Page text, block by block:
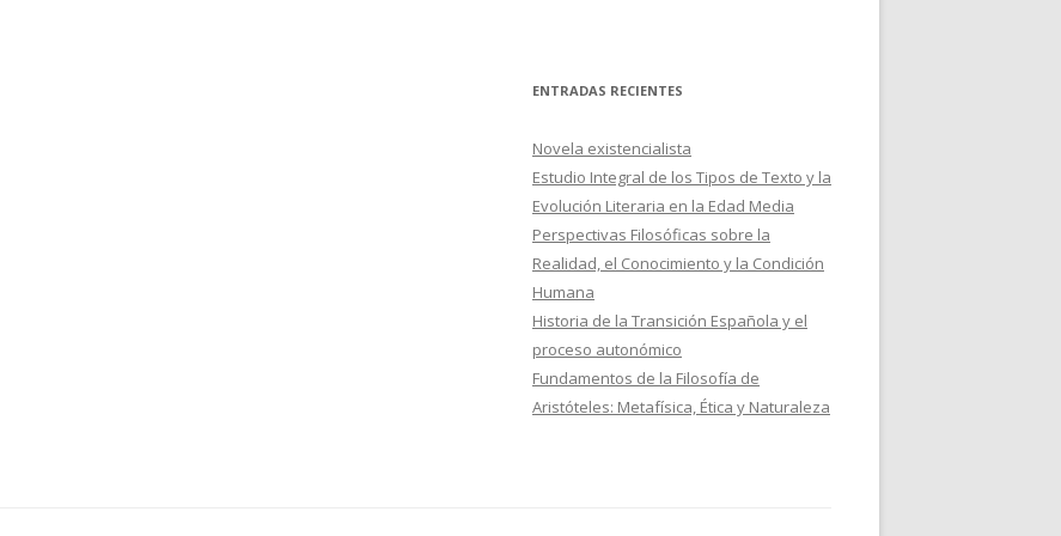
ENTRADAS RECIENTES
Novela existencialista
Estudio Integral de los Tipos de Texto y la
Evolución Literaria en la Edad Media
Perspectivas Filosóficas sobre la
Realidad, el Conocimiento y la Condición
Humana
Historia de la Transición Española y el
proceso autonómico
Fundamentos de la Filosofía de
Aristóteles: Metafísica, Ética y Naturaleza